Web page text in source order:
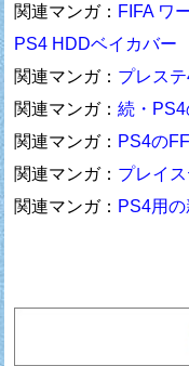
関連マンガ： FIFA ワ
PS4 HDDベイカバー
関連マンガ： プレス
関連マンガ：続・
関連マンガ： PS4の
関連マンガ： プレイ
関連マンガ： PS4用